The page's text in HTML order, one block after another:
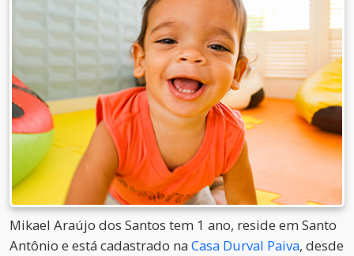
Mikael Araújo dos Santos tem 1 ano, reside em Santo
Antônio e está cadastrado na Casa Durval Paiva, desde